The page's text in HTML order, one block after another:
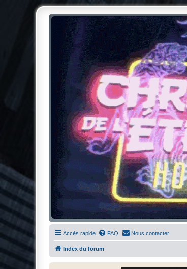
Chroniques de l'Étrange NO
Pour les amateurs des Chroniques de l'Étrange
Accès rapide FAQ Nous contacter
Index du forum